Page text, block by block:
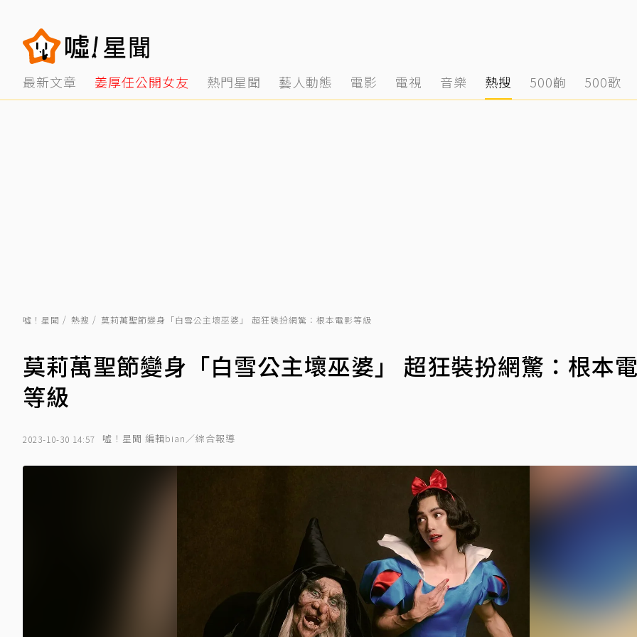
最新文章 姜厚任公開女友 熱門星聞 藝人動態 電影 電視 音樂 熱搜 500齣 500歌
噓！星聞 熱搜 莫莉萬聖節變身「白雪公主壞巫婆」 超狂裝扮網驚：根本電影等級
莫莉萬聖節變身「白雪公主壞巫婆」 超狂裝扮網驚：根本
等級
2023-10-30 14:57 噓！星聞 編輯bian／綜合報導